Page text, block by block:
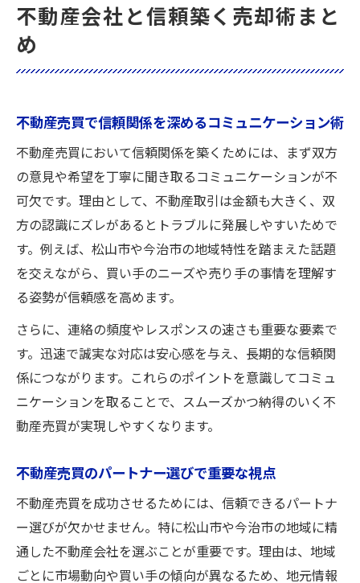
不動産会社と信頼築く売却術まと
め
不動産売買で信頼関係を深めるコミュニケーション術
不動産売買において信頼関係を築くためには、まず双方
の意見や希望を丁寧に聞き取るコミュニケーションが不
可欠です。理由として、不動産取引は金額も大きく、双
方の認識にズレがあるとトラブルに発展しやすいためで
す。例えば、松山市や今治市の地域特性を踏まえた話題
を交えながら、買い手のニーズや売り手の事情を理解す
る姿勢が信頼感を高めます。
さらに、連絡の頻度やレスポンスの速さも重要な要素で
す。迅速で誠実な対応は安心感を与え、長期的な信頼関
係につながります。これらのポイントを意識してコミュ
ニケーションを取ることで、スムーズかつ納得のいく不
動産売買が実現しやすくなります。
不動産売買のパートナー選びで重要な視点
不動産売買を成功させるためには、信頼できるパートナ
ー選びが欠かせません。特に松山市や今治市の地域に精
通した不動産会社を選ぶことが重要です。理由は、地域
ごとに市場動向や買い手の傾向が異なるため、地元情報